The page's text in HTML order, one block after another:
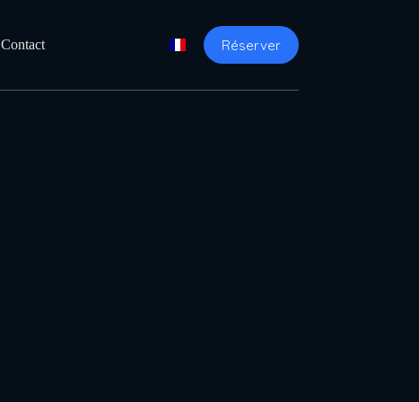
Contact Réserver